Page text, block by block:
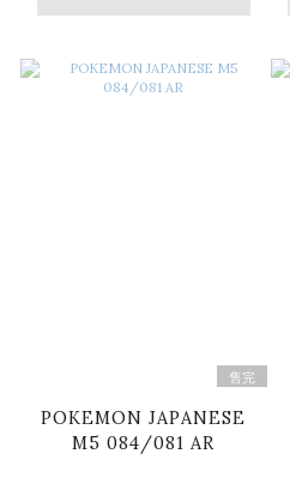
售完
POKEMON JAPANESE
M5 084/081 AR